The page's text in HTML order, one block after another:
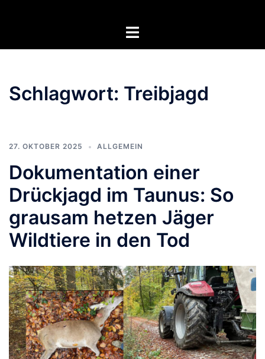
Menü
Schlagwort: Treibjagd
27. OKTOBER 2025 ALLGEMEIN
Dokumentation einer
Drückjagd im Taunus: So
grausam hetzen Jäger
Wildtiere in den Tod